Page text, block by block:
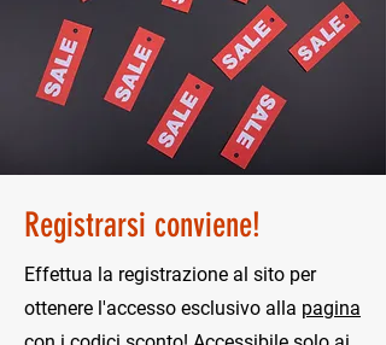
Registrarsi conviene!
Effettua la registrazione al sito per
ottenere l'accesso esclusivo alla pagina